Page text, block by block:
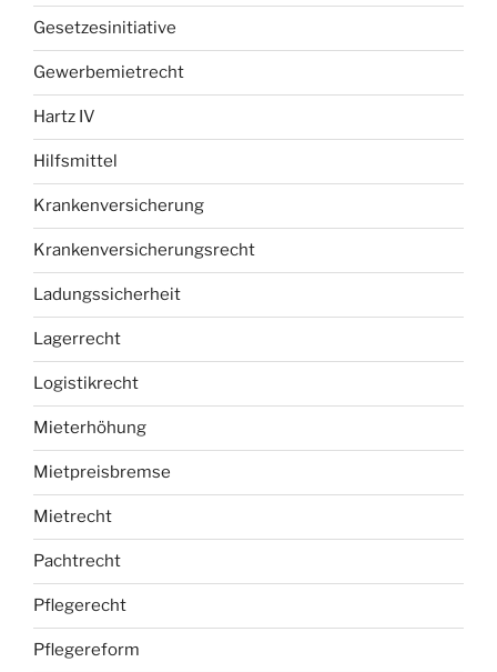
Gesetzesinitiative
Gewerbemietrecht
Hartz IV
Hilfsmittel
Krankenversicherung
Krankenversicherungsrecht
Ladungssicherheit
Lagerrecht
Logistikrecht
Mieterhöhung
Mietpreisbremse
Mietrecht
Pachtrecht
Pflegerecht
Pflegereform